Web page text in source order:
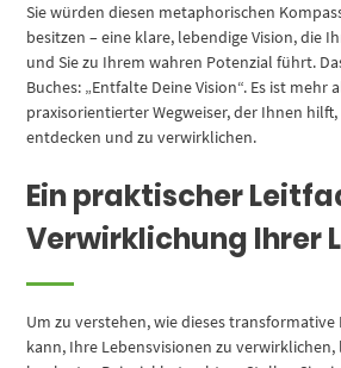
Sie würden diesen metaphorischen
besitzen – eine klare, lebendige Vision, die
und Sie zu Ihrem wahren Potenzial führt.
Buches: „Entfalte Deine Vision“. Es ist mehr
praxisorientierter Wegweiser, der Ihnen
entdecken und zu verwirklichen.
Ein praktischer
Verwirklichung Ihrer
Um zu verstehen, wie dieses
kann, Ihre Lebensvisionen zu verwirklichen,